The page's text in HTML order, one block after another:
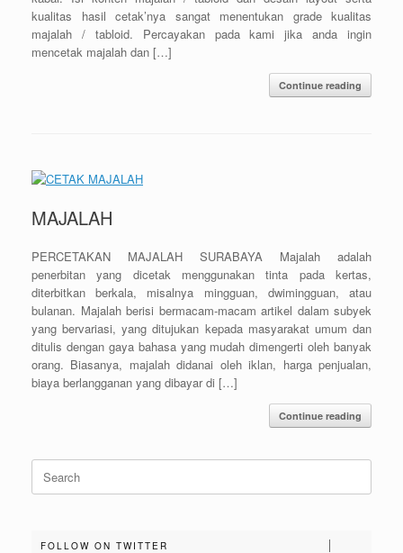
kualitas hasil cetak’nya sangat menentukan grade kualitas
majalah / tabloid. Percayakan pada kami jika anda ingin
mencetak majalah dan […]
Continue reading
MAJALAH
PERCETAKAN MAJALAH SURABAYA Majalah adalah
penerbitan yang dicetak menggunakan tinta pada kertas,
diterbitkan berkala, misalnya mingguan, dwimingguan, atau
bulanan. Majalah berisi bermacam-macam artikel dalam subyek
yang bervariasi, yang ditujukan kepada masyarakat umum dan
ditulis dengan gaya bahasa yang mudah dimengerti oleh banyak
orang. Biasanya, majalah didanai oleh iklan, harga penjualan,
biaya berlangganan yang dibayar di […]
Continue reading
Search
for:
FOLLOW ON TWITTER